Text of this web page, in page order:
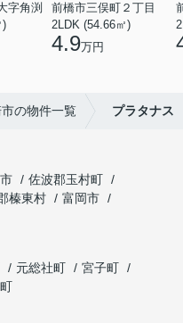
字角渕
)
前橋市三俣町２丁目
2LDK (54.66㎡)
4.9万円
の物件一覧 プラタナス
佐波郡玉村町
榛東村
富岡市
元総社町
宮子町